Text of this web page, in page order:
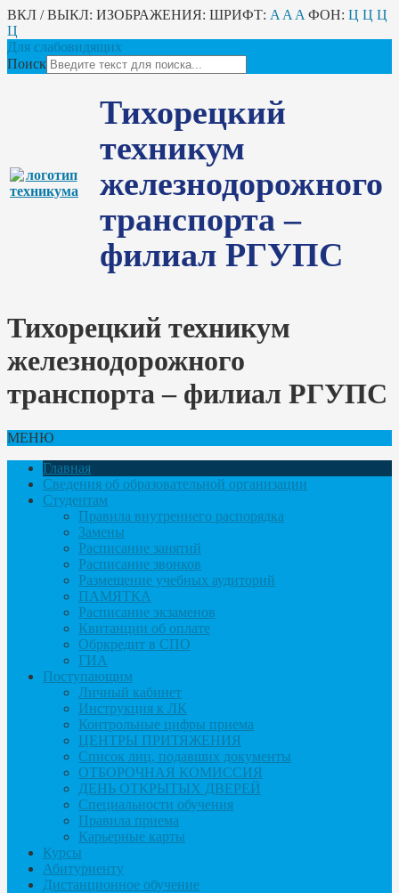
ВКЛ / ВЫКЛ: ИЗОБРАЖЕНИЯ: ШРИФТ: A A A ФОН: Ц Ц Ц
Ц
Для слабовидящих
Поиск
Тихорецкий
техникум
железнодорожного
транспорта –
филиал РГУПС
Тихорецкий техникум
железнодорожного
транспорта – филиал РГУПС
МЕНЮ
Главная
Сведения об образовательной организации
Студентам
Правила внутреннего распорядка
Замены
Расписание занятий
Расписание звонков
Размещение учебных аудиторий
ПАМЯТКА
Расписание экзаменов
Квитанции об оплате
Обркредит в СПО
ГИА
Поступающим
Личный кабинет
Инструкция к ЛК
Контрольные цифры приема
ЦЕНТРЫ ПРИТЯЖЕНИЯ
Список лиц, подавших документы
ОТБОРОЧНАЯ КОМИССИЯ
ДЕНЬ ОТКРЫТЫХ ДВЕРЕЙ
Специальности обучения
Правила приема
Карьерные карты
Курсы
Абитуриенту
Дистанционное обучение